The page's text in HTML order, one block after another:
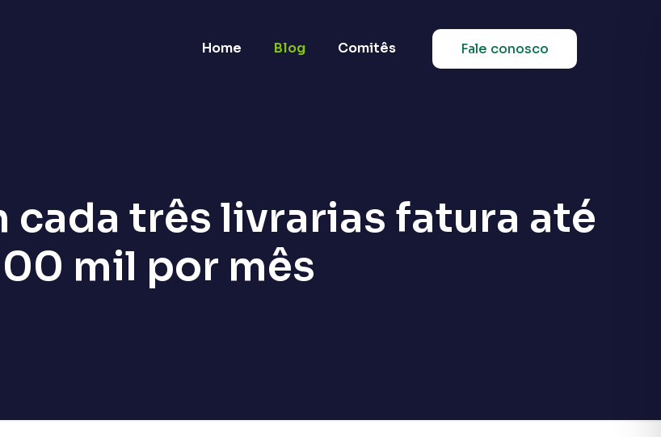
Home Blog Comitês Fale conosco
cada três livrarias fatura até
mil por mês